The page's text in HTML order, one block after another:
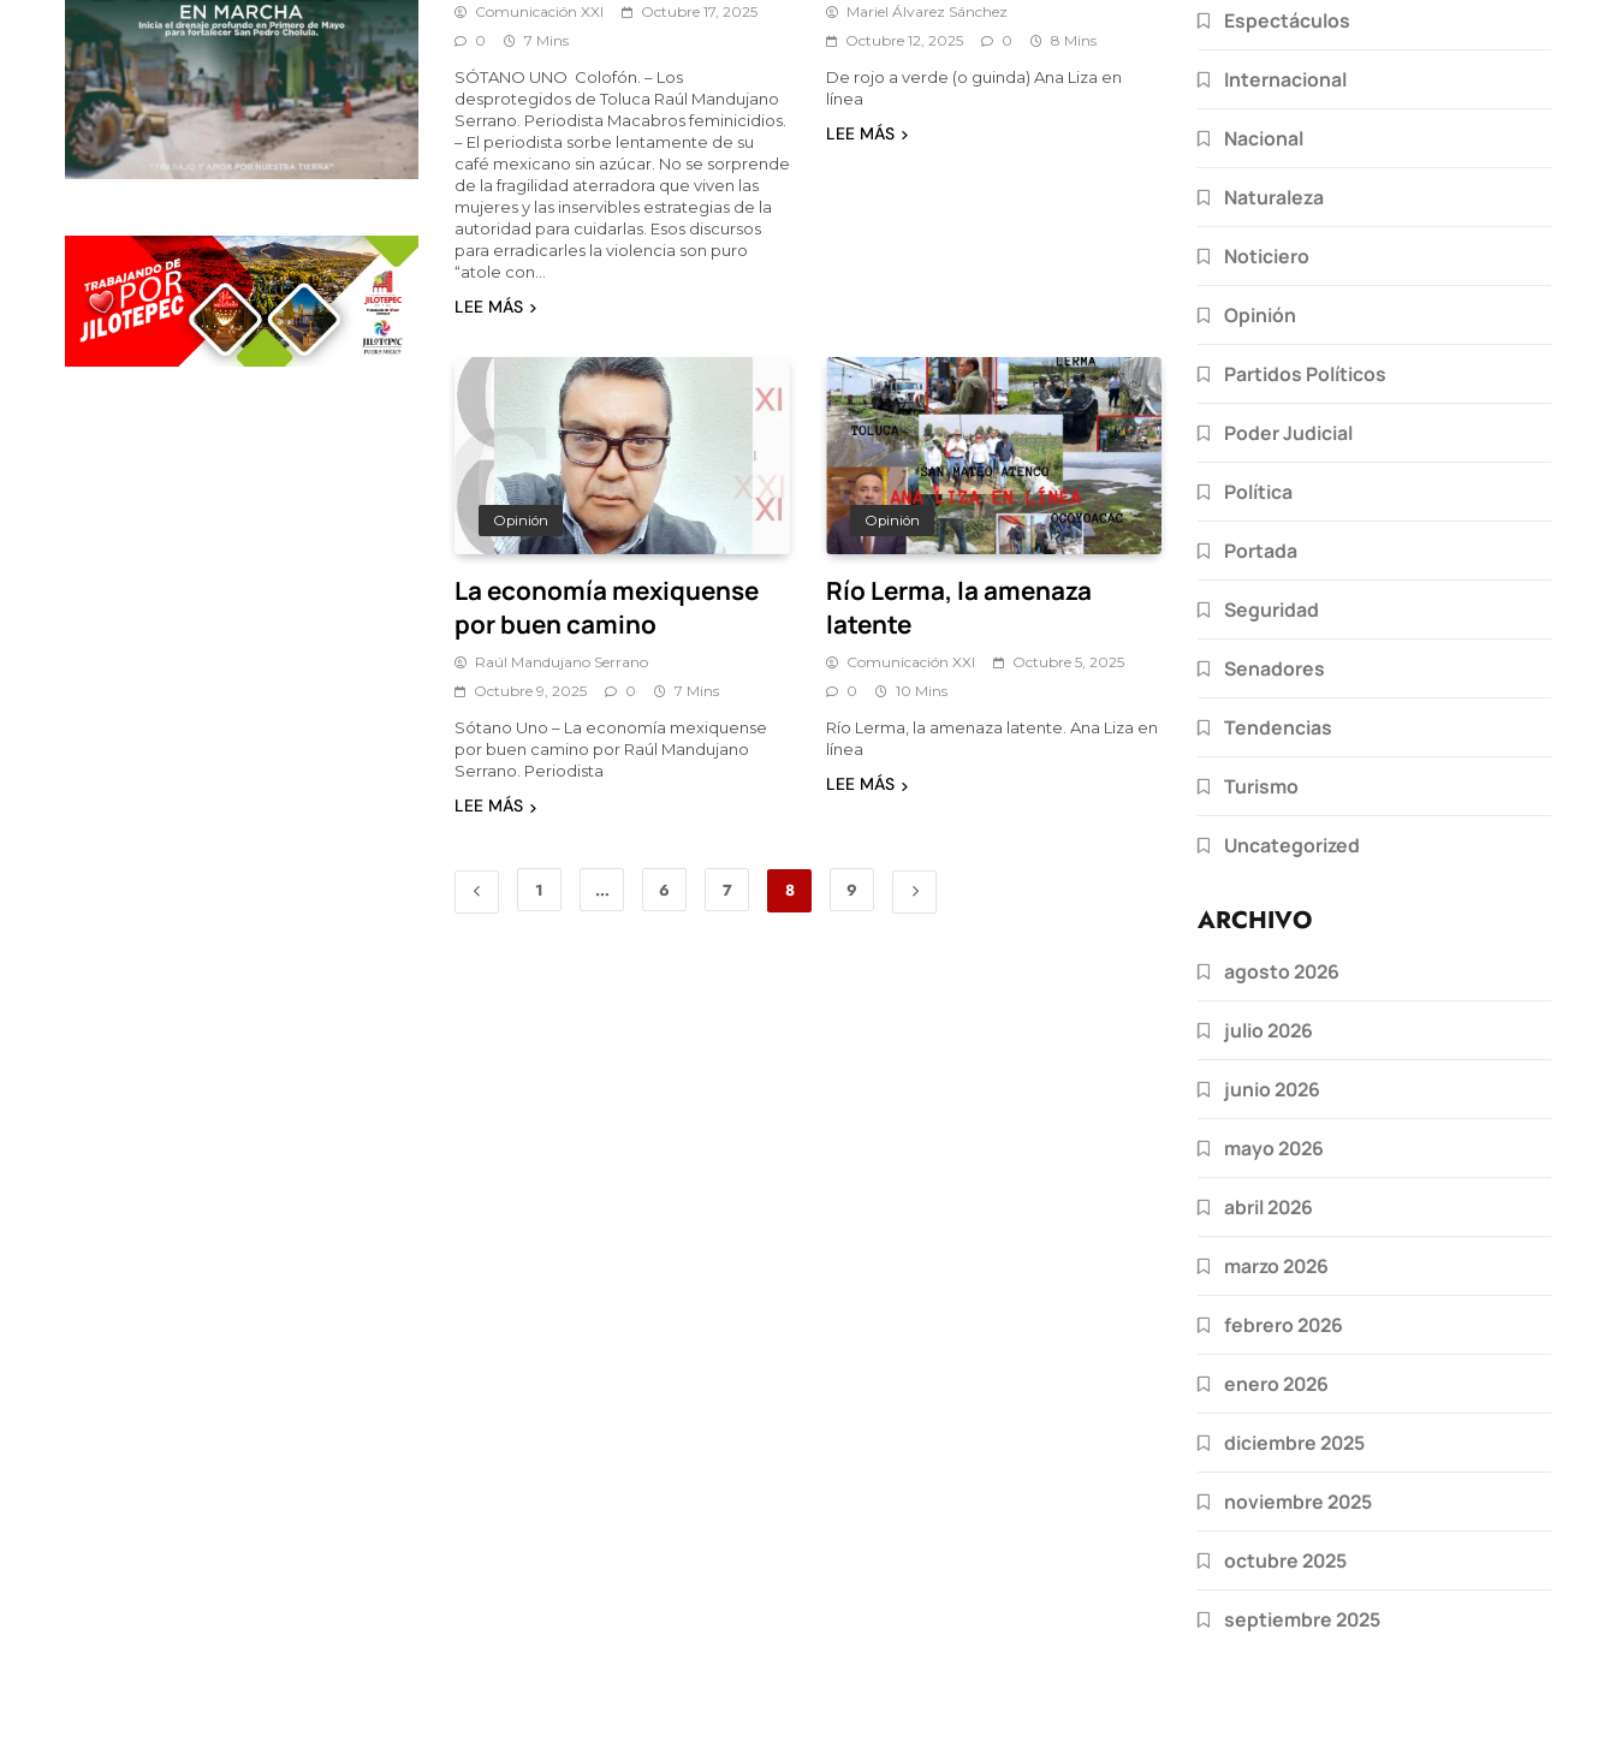
Comunicación XXI
Octubre 17, 2025
0
7 Mins
SÓTANO UNO Colofón. – Los
desprotegidos de Toluca Raúl Mandujano
Serrano. Periodista Macabros feminicidios.
– El periodista sorbe lentamente de su
café mexicano sin azúcar. No se sorprende
de la fragilidad aterradora que viven las
mujeres y las inservibles estrategias de la
autoridad para cuidarlas. Esos discursos
para erradicarles la violencia son puro
“atole con…
LEE MÁS
Mariel Álvarez Sánchez
Octubre 12, 2025
0 8 Mins
De rojo a verde (o guinda) Ana Liza en
línea
LEE MÁS
Opinión
La economía mexiquense
por buen camino
Raúl Mandujano Serrano
Octubre 9, 2025
0 7 Mins
Sótano Uno – La economía mexiquense
por buen camino por Raúl Mandujano
Serrano. Periodista
LEE MÁS
Opinión
Río Lerma, la amenaza
latente
Comunicación XXI
Octubre 5, 2025
0
10 Mins
Río Lerma, la amenaza latente. Ana Liza en
línea
LEE MÁS
1 … 6 7 8 9
Espectáculos
Internacional
Nacional
Naturaleza
Noticiero
Opinión
Partidos Políticos
Poder Judicial
Política
Portada
Seguridad
Senadores
Tendencias
Turismo
Uncategorized
ARCHIVO
agosto 2026
julio 2026
junio 2026
mayo 2026
abril 2026
marzo 2026
febrero 2026
enero 2026
diciembre 2025
noviembre 2025
octubre 2025
septiembre 2025